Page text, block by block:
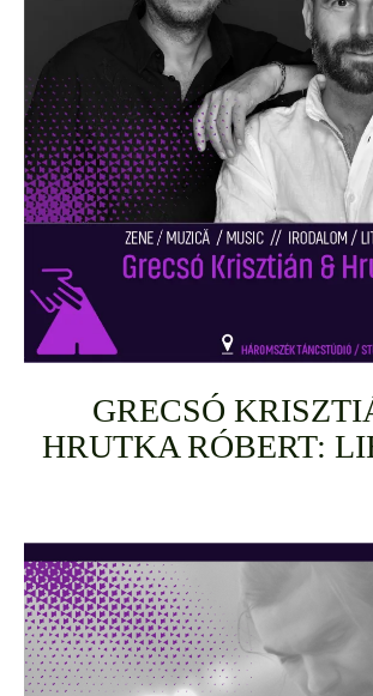
GRECSÓ
HRUTKA RÓBERT: